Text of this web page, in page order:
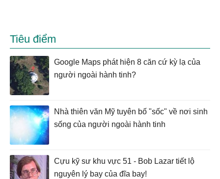
Tiêu điểm
Google Maps phát hiện 8 căn cứ kỳ lạ của
người ngoài hành tinh?
Nhà thiên văn Mỹ tuyên bố "sốc" về nơi sinh
sống của người ngoài hành tinh
Cựu kỹ sư khu vực 51 - Bob Lazar tiết lộ
nguyên lý bay của đĩa bay!